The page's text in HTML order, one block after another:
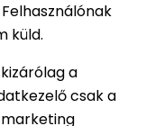
küld.
a
csak a